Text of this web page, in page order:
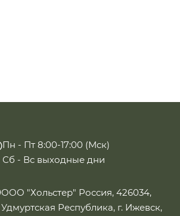
Пн - Пт 8:00-17:00 (Мск)
Сб - Вс выходные дни
ООО "Хольстер" Россия, 426034,
Удмуртская Республика, г. Ижевск,